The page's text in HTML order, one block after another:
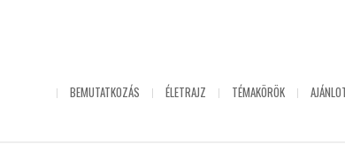
BEMUTATKOZÁS ÉLETRAJZ TÉMAKÖRÖK